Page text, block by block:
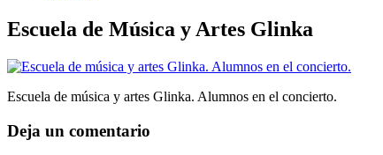
Escuela de Música y Artes Glinka
Escuela de música y artes Glinka. Alumnos en el concierto.
Deja un comentario